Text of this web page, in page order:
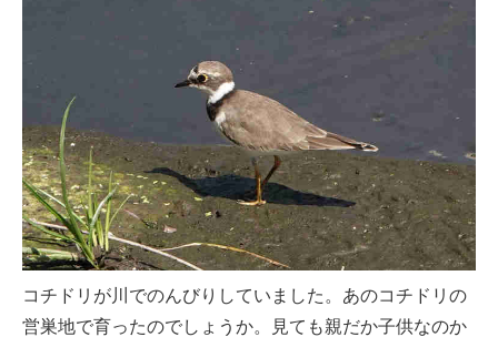
コチドリが川でのんびりしていました。あのコチドリの
営巣地で育ったのでしょうか。見ても親だか子供なのか